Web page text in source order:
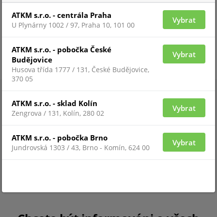
ATKM s.r.o. - centrála Praha
U Plynárny 1002 / 97, Praha 10, 101 00
Vybrat
ATKM s.r.o. - pobočka České
Budějovice
Husova třída 1777 / 131, České Budějovice,
370 05
Vybrat
ATKM s.r.o. - sklad Kolín
Zengrova / 131, Kolín, 280 02
Vybrat
ATKM s.r.o. - pobočka Brno
Jundrovská 1303 / 43, Brno - Komín, 624 00
Vybrat